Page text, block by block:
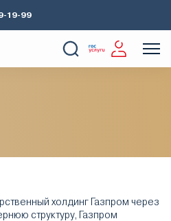
19-99
холдинг Газпром через
структуру, Газпром